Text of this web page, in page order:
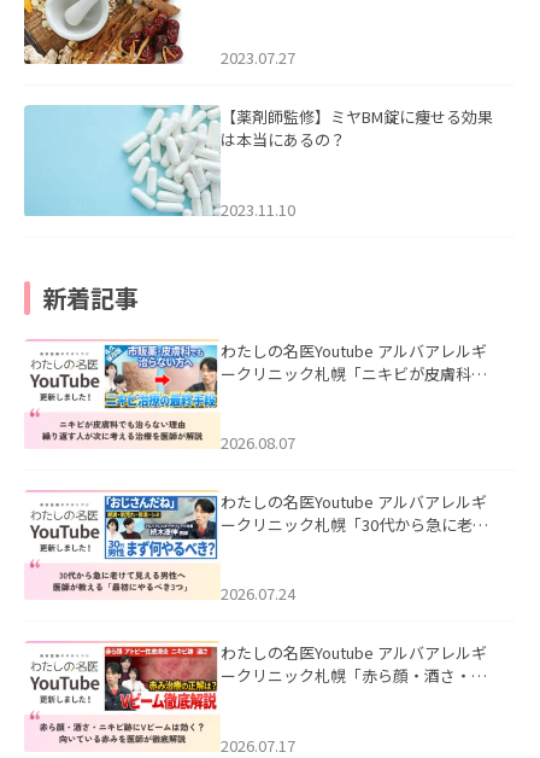
2023.07.27
【薬剤師監修】ミヤBM錠に痩せる効果
は本当にあるの？
2023.11.10
新着記事
わたしの名医Youtube アルバアレルギ
ークリニック札幌「ニキビが皮膚科で
ました。
2026.08.07
わたしの名医Youtube アルバアレルギ
ークリニック札幌「30代から急に老け
た。
2026.07.24
わたしの名医Youtube アルバアレルギ
ークリニック札幌「赤ら顔・酒さ・ニ
した。
2026.07.17